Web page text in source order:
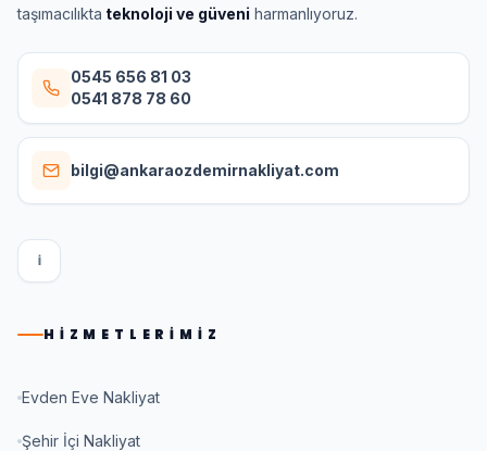
taşımacılıkta teknoloji ve güveni harmanlıyoruz.
0545 656 81 03
0541 878 78 60
bilgi@ankaraozdemirnakliyat.com
I
HIZMETLERIMIZ
Evden Eve Nakliyat
Şehir İçi Nakliyat